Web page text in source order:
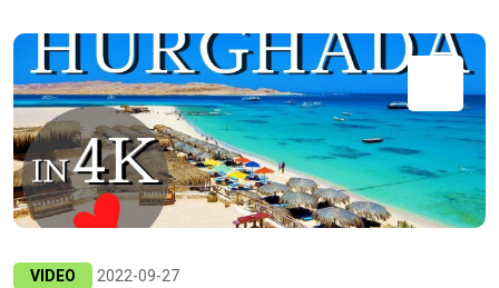
VIDEO 2022-09-27